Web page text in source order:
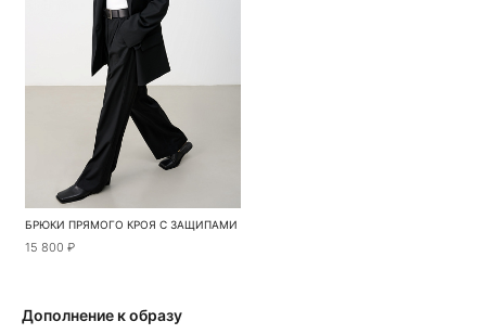
БРЮКИ ПРЯМОГО КРОЯ С ЗАЩИПАМИ
15 800 ₽
Дополнение к образу